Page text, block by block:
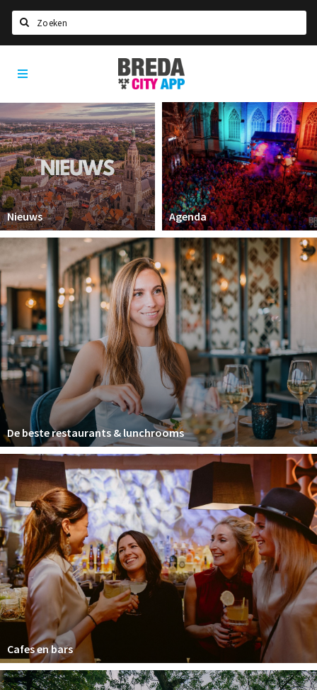
Home
Agenda
Deals
Party pics
Nieuws, interviews & blogs
Eten
Drinken
Slapen
Recreatief
Winkels
Winkelgebieden
Parkeren
Bezienswaardigheden
Musea, theaters & podia
Uitjes & activiteiten
Toeristische routes
Natuurgebieden
Baroniepoorten
Sport
Privacy
Inloggen
Breda
City
App
Nieuws Agenda
De beste restaurants & lunchrooms
Cafes en bars